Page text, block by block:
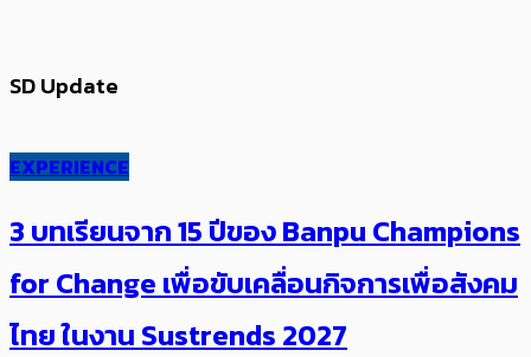
SD Update
EXPERIENCE
3 บทเรียนจาก 15 ปีของ Banpu Champions
for Change เพื่อขับเคลื่อนกิจการเพื่อสังคม
ไทย ในงาน Sustrends 2027